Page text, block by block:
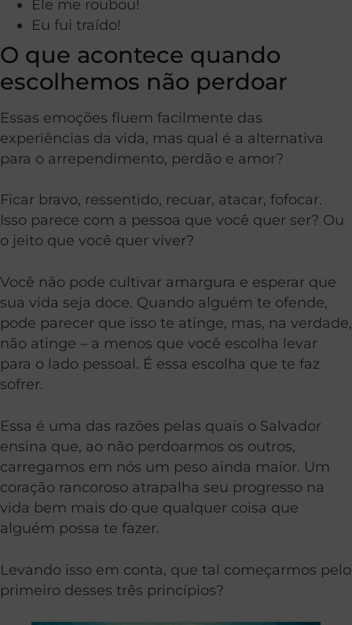
Ele me roubou!
Eu fui traído!
O que acontece quando
escolhemos não perdoar
Essas emoções fluem facilmente das
experiências da vida, mas qual é a alternativa
para o arrependimento, perdão e amor?
Ficar bravo, ressentido, recuar, atacar, fofocar.
Isso parece com a pessoa que você quer ser? Ou
o jeito que você quer viver?
Você não pode cultivar amargura e esperar que
sua vida seja doce. Quando alguém te ofende,
pode parecer que isso te atinge, mas, na verdade,
não atinge – a menos que você escolha levar
para o lado pessoal. É essa escolha que te faz
sofrer.
Essa é uma das razões pelas quais o Salvador
ensina que, ao não perdoarmos os outros,
carregamos em nós um peso ainda maior. Um
coração rancoroso atrapalha seu progresso na
vida bem mais do que qualquer coisa que
alguém possa te fazer.
Levando isso em conta, que tal começarmos pelo
primeiro desses três princípios?